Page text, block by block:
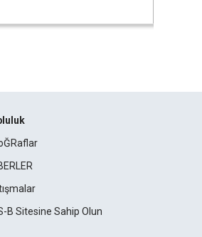
B Sitesine Sahip Olun